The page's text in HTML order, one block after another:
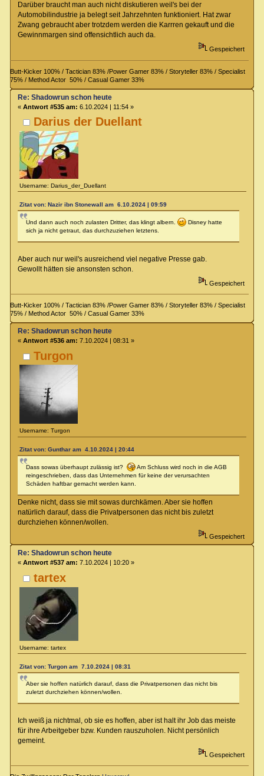
Darüber braucht man auch nicht diskutieren weil's bei der
Automobilindustrie ja belegt seit Jahrzehnten funktioniert. Hat zwar
Zwang gebraucht aber trotzdem werden die Karrren gekauft und die
Gewinnmargen sind offensichtlich auch da.
Gespeichert
Butt-Kicker 100% / Tactician 83% /Power Gamer 83% / Storyteller 83% / Specialist
75% / Method Actor 50% / Casual Gamer 33%
Darius der Duellant
Username: Darius_der_Duellant
Re: Shadowrun schon heute
« Antwort #535 am: 6.10.2024 | 11:54 »
Zitat von: Nazir ibn Stonewall am 6.10.2024 | 09:59
Und dann auch noch zulasten Dritter, das klingt albern.
Disney hatte
sich ja nicht getraut, das durchzuziehen letztens.
Aber auch nur weil's ausreichend viel negative Presse gab.
Gewollt hätten sie ansonsten schon.
Gespeichert
Butt-Kicker 100% / Tactician 83% /Power Gamer 83% / Storyteller 83% / Specialist
75% / Method Actor 50% / Casual Gamer 33%
Turgon
Username: Turgon
Re: Shadowrun schon heute
« Antwort #536 am: 7.10.2024 | 08:31 »
Zitat von: Gunthar am 4.10.2024 | 20:44
Dass sowas überhaupt zulässig ist?
Am Schluss wird noch in die AGB
reingeschrieben, dass das Unternehmen für keine der verursachten
Schäden haftbar gemacht werden kann.
Denke nicht, dass sie mit sowas durchkämen. Aber sie hoffen
natürlich darauf, dass die Privatpersonen das nicht bis zuletzt
durchziehen können/wollen.
Gespeichert
tartex
Username: tartex
Re: Shadowrun schon heute
« Antwort #537 am: 7.10.2024 | 10:20 »
Zitat von: Turgon am 7.10.2024 | 08:31
Aber sie hoffen natürlich darauf, dass die Privatpersonen das nicht bis
zuletzt durchziehen können/wollen.
Ich weiß ja nichtmal, ob sie es hoffen, aber ist halt ihr Job das meiste
für ihre Arbeitgeber bzw. Kunden rauszuholen. Nicht persönlich
gemeint.
Gespeichert